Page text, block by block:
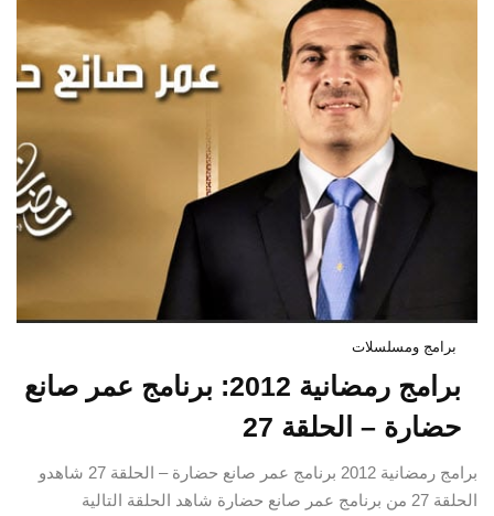
برامج ومسلسلات
برامج رمضانية 2012: برنامج عمر صانع
حضارة – الحلقة 27
برامج رمضانية 2012 برنامج عمر صانع حضارة – الحلقة 27 شاهدو
الحلقة 27 من برنامج عمر صانع حضارة شاهد الحلقة التالية